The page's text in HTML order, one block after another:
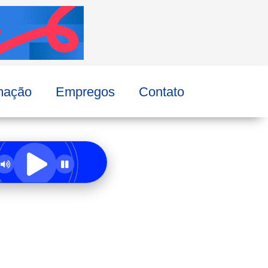
Empregos Contato